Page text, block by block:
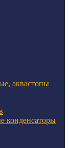
аквастопы
конденсаторы